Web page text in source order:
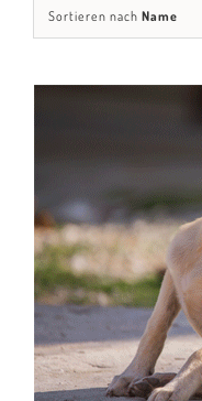
Sortieren nach Name